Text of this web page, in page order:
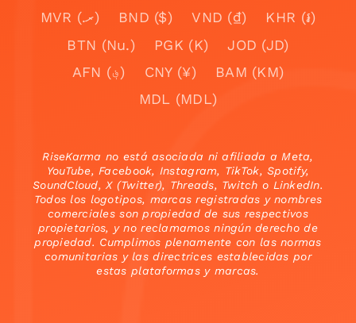
MVR (.ރ)
BND ($) VND (₫)
KHR (៛)
BTN (Nu.)
PGK (K)
JOD (JD)
AFN (؋)
CNY (¥)
BAM (KM)
MDL (MDL)
RiseKarma no está asociada ni afiliada a Meta,
YouTube, Facebook, Instagram, TikTok, Spotify,
SoundCloud, X (Twitter), Threads, Twitch o LinkedIn.
Todos los logotipos, marcas registradas y nombres
comerciales son propiedad de sus respectivos
propietarios, y no reclamamos ningún derecho de
propiedad. Cumplimos plenamente con las normas
comunitarias y las directrices establecidas por
estas plataformas y marcas.